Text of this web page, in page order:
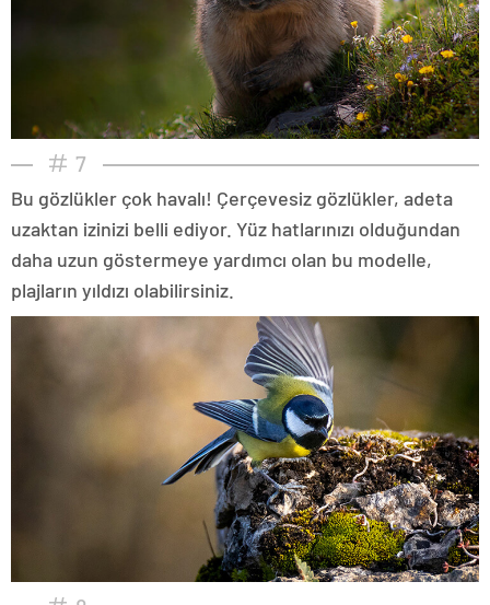
7
Bu gözlükler çok havalı! Çerçevesiz gözlükler, adeta
uzaktan izinizi belli ediyor. Yüz hatlarınızı olduğundan
daha uzun göstermeye yardımcı olan bu modelle,
plajların yıldızı olabilirsiniz.